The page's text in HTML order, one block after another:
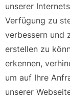
unserer
Verfügung zu
verbessern und
erstellen zu
erkennen,
um auf Ihre
unserer